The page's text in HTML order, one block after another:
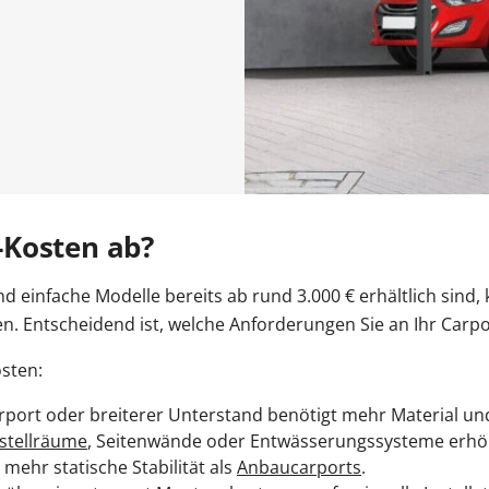
VEKA Fenster Sprossenfenster
Balkontür mit Rollladen Balkontür zweiflügelig
Aluminium
Haustür mit Oberlicht
Rolladen nachrüsten
ab?
einfache Modelle bereits ab rund 3.000 € erhältlich
Entscheidend ist, welche Anforderungen Sie an Ihr
oder breiterer Unterstand benötigt mehr Material
, Seitenwände oder Entwässerungssysteme
statische Stabilität als Anbaucarports.